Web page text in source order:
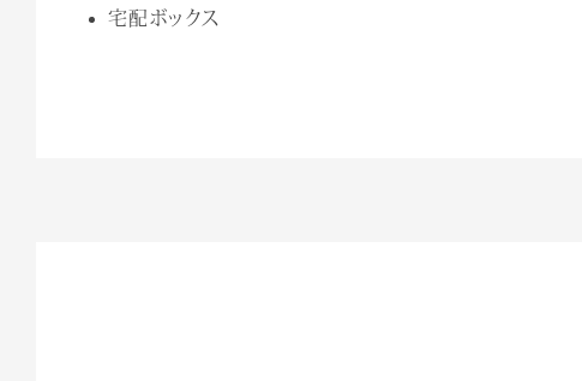
宅配ボックス